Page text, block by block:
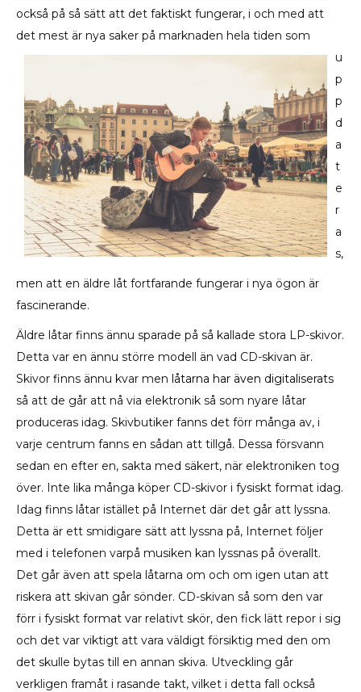
också på så sätt att det faktiskt fungerar, i och med att
det mest är nya saker på marknaden hela tiden som
u
p
p
d
a
t
e
r
a
s,
men att en äldre låt fortfarande fungerar i nya ögon är
fascinerande.
Äldre låtar finns ännu sparade på så kallade stora LP-skivor.
Detta var en ännu större modell än vad CD-skivan är.
Skivor finns ännu kvar men låtarna har även digitaliserats
så att de går att nå via elektronik så som nyare låtar
produceras idag. Skivbutiker fanns det förr många av, i
varje centrum fanns en sådan att tillgå. Dessa försvann
sedan en efter en, sakta med säkert, när elektroniken tog
över. Inte lika många köper CD-skivor i fysiskt format idag.
Idag finns låtar istället på Internet där det går att lyssna.
Detta är ett smidigare sätt att lyssna på, Internet följer
med i telefonen varpå musiken kan lyssnas på överallt.
Det går även att spela låtarna om och om igen utan att
riskera att skivan går sönder. CD-skivan så som den var
förr i fysiskt format var relativt skör, den fick lätt repor i sig
och det var viktigt att vara väldigt försiktig med den om
det skulle bytas till en annan skiva. Utveckling går
verkligen framåt i rasande takt, vilket i detta fall också